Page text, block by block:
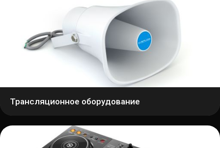
Трансляционное оборудование